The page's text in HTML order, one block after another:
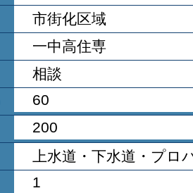
市街化区域
一中高住専
相談
60
200
上水道・下水道・プロ
1